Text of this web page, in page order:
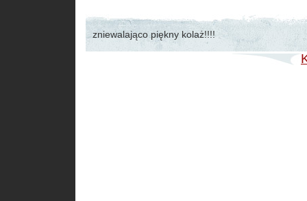
zniewalająco piękny kolaż!!!!